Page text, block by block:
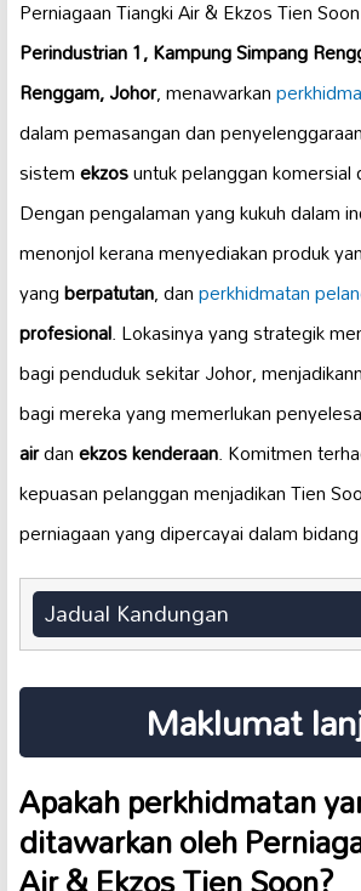
Perniagaan Tiangki Air & Ekzos Tien
Perindustrian 1, Kampung Simpang
Renggam, Johor, menawarkan
dalam pemasangan dan penyelenggaraan
sistemekzosuntuk pelanggan komersial
Dengan pengalaman yang kukuh dalam
menonjol kerana menyediakan produk
yangberpatutan, danperkhidmatan
profesional. Lokasinya yang strategik
bagi penduduk sekitar Johor,
bagi mereka yang memerlukan
airdanekzos kenderaan. Komitmen
kepuasan pelanggan menjadikan Tien
perniagaan yang dipercayai dalam
Jadual Kandungan
Maklumat
Apakah perkhidmatan
ditawarkan oleh